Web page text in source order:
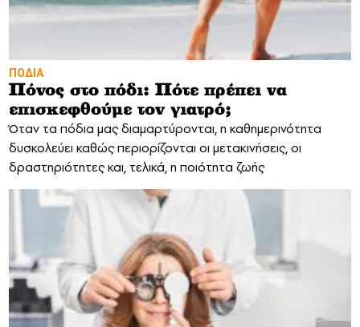
ΠΟΔΙΑ
Πόνος στο πόδι: Πότε πρέπει να
επισκεφθούμε τον γιατρό;
Όταν τα πόδια μας διαμαρτύρονται, η καθημερινότητα
δυσκολεύει καθώς περιορίζονται οι μετακινήσεις, οι
δραστηριότητες και, τελικά, η ποιότητα ζωής